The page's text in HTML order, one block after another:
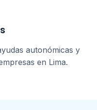
autonómicas y
en Lima.